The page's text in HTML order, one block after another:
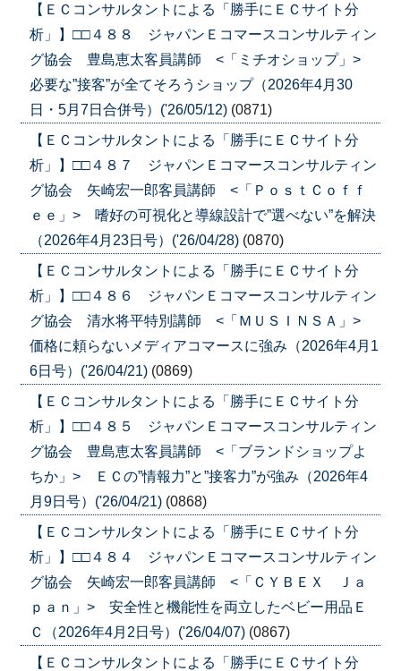
【ＥＣコンサルタントによる「勝手にＥＣサイト分
析」】□□４８８ ジャパンＥコマースコンサルティン
グ協会 豊島恵太客員講師 <「ミチオショップ」>
必要な”接客”が全てそろうショップ（2026年4月30
日・5月7日合併号）('26/05/12) (0871)
【ＥＣコンサルタントによる「勝手にＥＣサイト分
析」】□□４８７ ジャパンＥコマースコンサルティン
グ協会 矢崎宏一郎客員講師 <「ＰｏｓｔＣｏｆｆ
ｅｅ」> 嗜好の可視化と導線設計で”選べない”を解決
（2026年4月23日号）('26/04/28) (0870)
【ＥＣコンサルタントによる「勝手にＥＣサイト分
析」】□□４８６ ジャパンＥコマースコンサルティン
グ協会 清水将平特別講師 <「ＭＵＳＩＮＳＡ」>
価格に頼らないメディアコマースに強み（2026年4月1
6日号）('26/04/21) (0869)
【ＥＣコンサルタントによる「勝手にＥＣサイト分
析」】□□４８５ ジャパンＥコマースコンサルティン
グ協会 豊島恵太客員講師 <「ブランドショップよ
ちか」> ＥＣの”情報力”と”接客力”が強み（2026年4
月9日号）('26/04/21) (0868)
【ＥＣコンサルタントによる「勝手にＥＣサイト分
析」】□□４８４ ジャパンＥコマースコンサルティン
グ協会 矢崎宏一郎客員講師 <「ＣＹＢＥＸ Ｊａ
ｐａｎ」> 安全性と機能性を両立したベビー用品Ｅ
Ｃ（2026年4月2日号）('26/04/07) (0867)
【ＥＣコンサルタントによる「勝手にＥＣサイト分